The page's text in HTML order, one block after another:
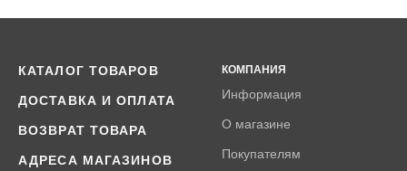
КАТАЛОГ ТОВАРОВ
ДОСТАВКА И ОПЛАТА
ВОЗВРАТ ТОВАРА
АДРЕСА МАГАЗИНОВ
КОМПАНИЯ
Информация
О магазине
Покупателям